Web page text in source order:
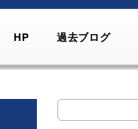
HP 過去ブログ